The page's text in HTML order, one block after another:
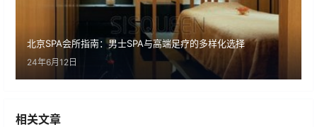
北京SPA会所指南：男士SPA与高端足疗的多样化选择
24年6月12日
相关文章